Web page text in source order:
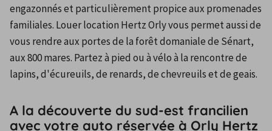
engazonnés et particulièrement propice aux promenades
familiales. Louer location Hertz Orly vous permet aussi de
vous rendre aux portes de la forêt domaniale de Sénart,
aux 800 mares. Partez à pied ou à vélo à la rencontre de
lapins, d'écureuils, de renards, de chevreuils et de geais.
A la découverte du sud-est francilien
avec votre auto réservée à Orly Hertz